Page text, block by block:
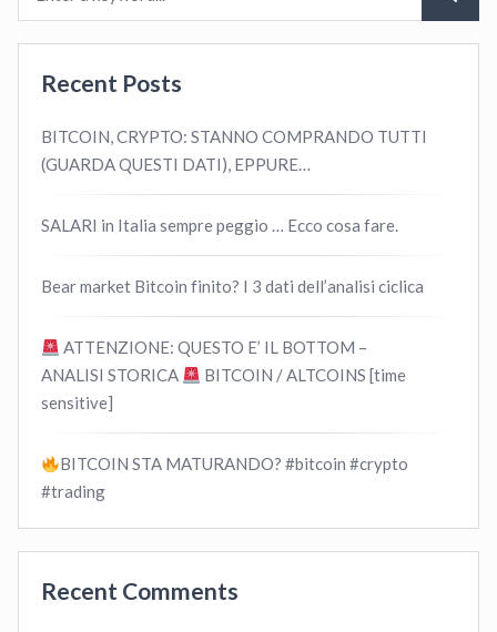
Recent Posts
BITCOIN, CRYPTO: STANNO COMPRANDO TUTTI
(GUARDA QUESTI DATI), EPPURE…
SALARI in Italia sempre peggio … Ecco cosa fare.
Bear market Bitcoin finito? I 3 dati dell’analisi ciclica
ATTENZIONE: QUESTO E’ IL BOTTOM –
ANALISI STORICA
BITCOIN / ALTCOINS [time
sensitive]
BITCOIN STA MATURANDO? #bitcoin #crypto
#trading
Recent Comments